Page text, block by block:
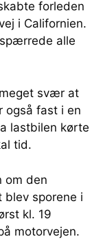
forleden
i Californien.
alle
svær at
også fast i en
lastbilen kørte
tid.
om den
sporene i
kl. 19
motorvejen.